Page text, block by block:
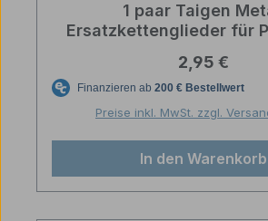
1 paar Taigen
Ersatzkettenglieder für
Regulärer
2,95 €
Preise inkl. MwSt. zzgl.
In den Warenkorb